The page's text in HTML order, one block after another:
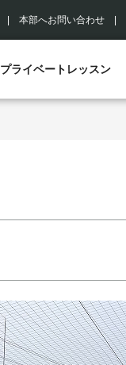
本部へお問い合わせ
プライベートレッスン